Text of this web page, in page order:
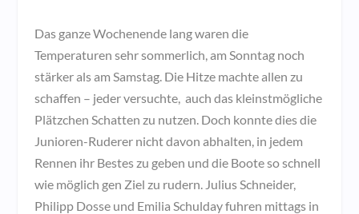
Das ganze Wochenende lang waren die
Temperaturen sehr sommerlich, am Sonntag noch
stärker als am Samstag. Die Hitze machte allen zu
schaffen – jeder versuchte, auch das kleinstmögliche
Plätzchen Schatten zu nutzen. Doch konnte dies die
Junioren-Ruderer nicht davon abhalten, in jedem
Rennen ihr Bestes zu geben und die Boote so schnell
wie möglich gen Ziel zu rudern. Julius Schneider,
Philipp Dosse und Emilia Schulday fuhren mittags in